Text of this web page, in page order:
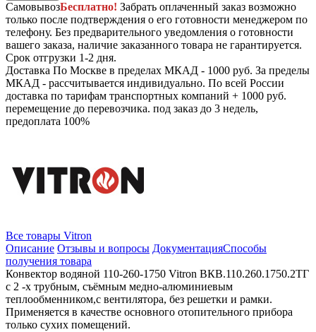
СамовывозБесплатно! Забрать оплаченный заказ возможно
только после подтверждения о его готовности менеджером по
телефону. Без предварительного уведомления о готовности
вашего заказа, наличие заказанного товара не гарантируется.
Срок отгрузки 1-2 дня.
Доставка По Москве в пределах МКАД - 1000 руб. За пределы
МКАД - рассчитывается индивидуально. По всей России
доставка по тарифам транспортных компаний + 1000 руб.
перемещение до перевозчика. под заказ до 3 недель,
предоплата 100%
Все товары Vitron
Описание Отзывы и вопросы ДокументацияСпособы
получения товара
Конвектор водяной 110-260-1750 Vitron ВКВ.110.260.1750.2ТГ
с 2 -х трубным, съёмным медно-алюминиевым
теплообменником,с вентилятора, без решетки и рамки.
Применяется в качестве основного отопительного прибора
только сухих помещений.